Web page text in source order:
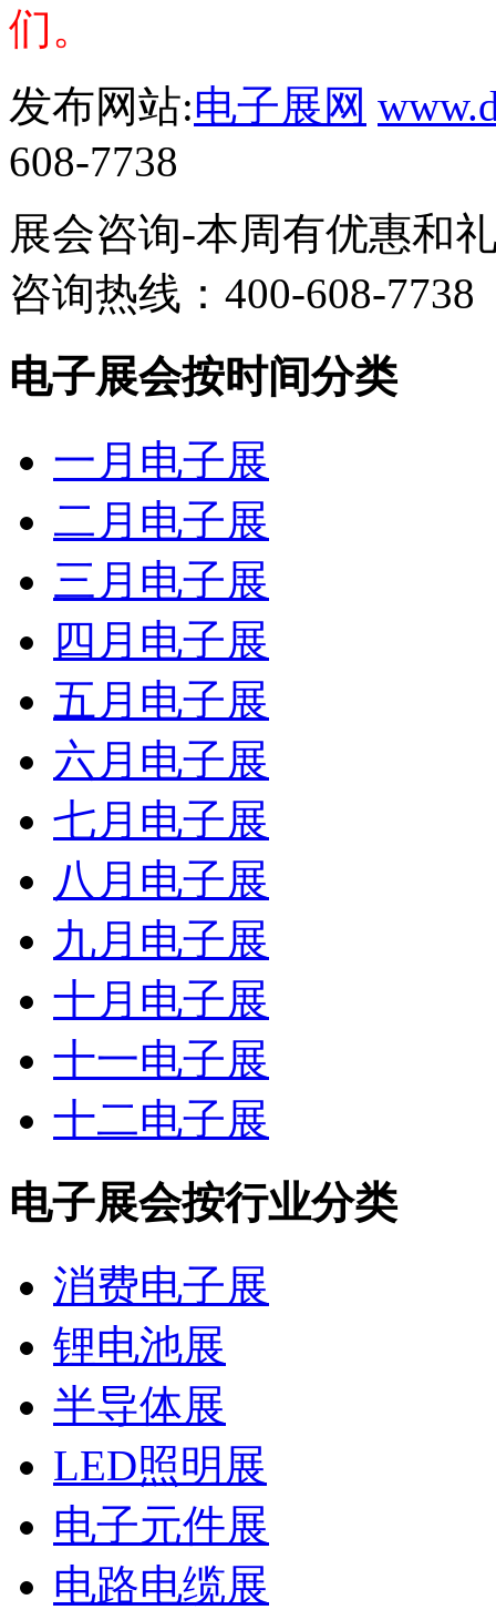
们。
发布网站:电子展网
608-7738
展会咨询-本周有优惠和
咨询热线：400-608-7738
电子展会按时间分类
一月电子展
二月电子展
三月电子展
四月电子展
五月电子展
六月电子展
七月电子展
八月电子展
九月电子展
十月电子展
十一电子展
十二电子展
电子展会按行业分类
消费电子展
锂电池展
半导体展
LED照明展
电子元件展
电路电缆展